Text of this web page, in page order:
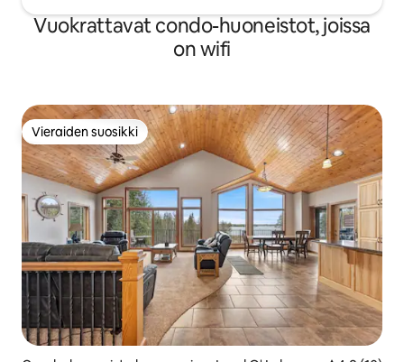
Vuokrattavat condo-huoneistot, joissa
on wifi
Vieraiden suosikki
Vieraiden suosikki